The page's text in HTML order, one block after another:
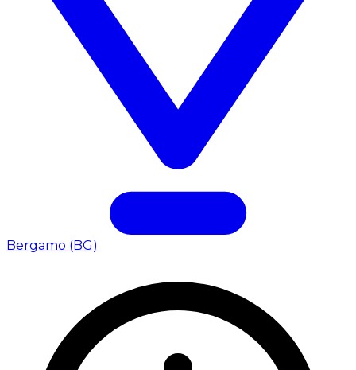
Bergamo (BG)